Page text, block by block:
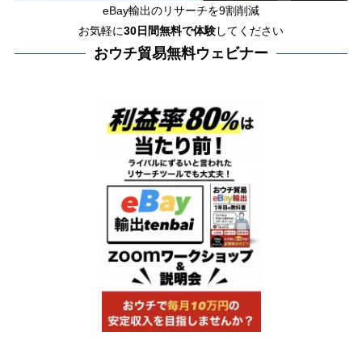
eBay輸出のリサーチを9割削減
お気軽に30日間無料で体験してください
おウチ貿易無料ウェビナー